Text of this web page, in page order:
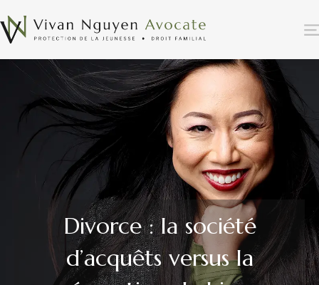
Divorce : la société
d’acquêts versus la